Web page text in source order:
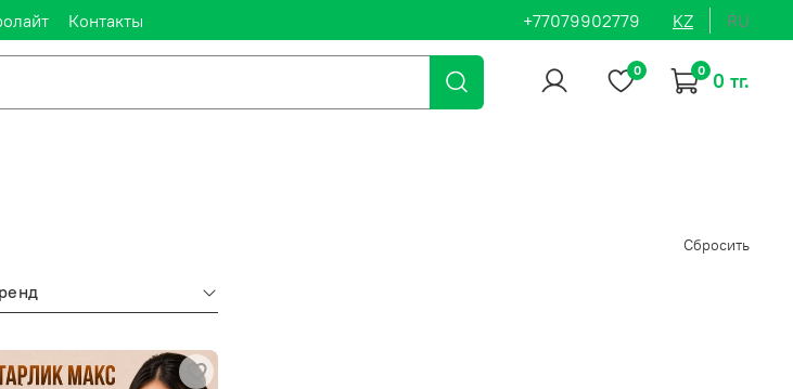
Контакты +77079902779 KZ RU
0 0 0 тг.
Сбросить